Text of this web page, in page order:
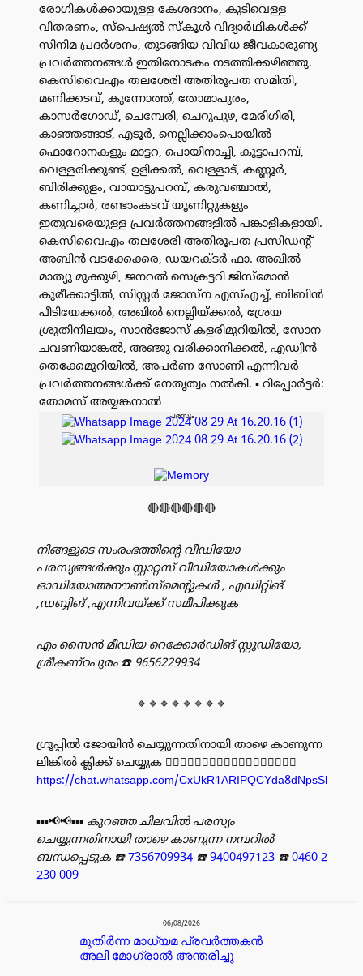
രോഗികൾക്കായുള്ള കേശദാനം, കുടിവെള്ള
വിതരണം, സ്പെഷ്യൽ സ്കൂൾ വിദ്യാർഥികൾക്ക്
സിനിമ പ്രദർശനം, തുടങ്ങിയ വിവിധ ജീവകാരുണ്യ
പ്രവർത്തനങ്ങൾ ഇതിനോടകം നടത്തിക്കഴിഞ്ഞു.
കെസിവൈഎം തലശേരി അതിരൂപത സമിതി,
മണിക്കടവ്, കുന്നോത്ത്, തോമാപുരം,
കാസർഗോഡ്, ചെമ്പേരി, ചെറുപുഴ, മേരിഗിരി,
കാഞ്ഞങ്ങാട്, എടൂർ, നെല്ലിക്കാംപൊയിൽ
ഫൊറോനകളും മാട്ടറ, പൊയിനാച്ചി, കുട്ടാപറമ്പ്,
വെള്ളരിക്കുണ്ട്, ഉളിക്കൽ, വെള്ളാട്, കണ്ണൂർ,
ബിരിക്കുളം, വായാട്ടുപറമ്പ്, കരുവഞ്ചാൽ,
കണിച്ചാർ, രണ്ടാംകടവ് യൂണിറ്റുകളും
ഇതുവരെയുള്ള പ്രവർത്തനങ്ങളിൽ പങ്കാളികളായി.
കെസിവൈഎം തലശേരി അതിരൂപത പ്രസിഡന്റ്
അബിൻ വടക്കേക്കര, ഡയറക്ടർ ഫാ. അഖിൽ
മാത്യു മുക്കുഴി, ജനറൽ സെക്രട്ടറി ജിസ്മോൻ
കുരീക്കാട്ടിൽ, സിസ്റ്റർ ജോസ്ന എസ്എച്ച്, ബിബിൻ
പീടിയേക്കൽ, അഖിൽ നെല്ലിയ്ക്കൽ, ശ്രേയ
ശ്രുതിനിലയം, സാൻജോസ് കളരിമുറിയിൽ, സോന
ചവണിയാങ്കൽ, അഞ്ജു വരിക്കാനിക്കൽ, എഡ്വിൻ
തെക്കേമുറിയിൽ, അപർണ സോണി എന്നിവർ
പ്രവർത്തനങ്ങൾക്ക് നേതൃത്വം നൽകി. ▪️ റിപ്പോർട്ടർ:
തോമസ് അയ്യങ്കനാൽ
പരസ്യം
🔴🔴🔴🔴🔴🔴
നിങ്ങളുടെ സംരംഭത്തിൻ്റെ വീഡിയോ
പരസ്യങ്ങൾക്കും സ്റ്റാറ്റസ് വീഡിയോകൾക്കും
ഓഡിയോഅനൗൺസ്‌മെന്റുകൾ , എഡിറ്റിങ്
,ഡബ്ബിങ് ,എന്നിവയ്ക്ക് സമീപിക്കുക
എം സൈൻ മീഡിയ റെക്കോർഡിങ് സ്റ്റുഡിയോ,
ശ്രീകണ്ഠപുരം ☎️ 9656229934
🔹🔹🔹🔹🔹🔹🔹🔹
ഗ്രൂപ്പിൽ ജോയിൻ ചെയ്യുന്നതിനായി താഴെ കാണുന്ന
ലിങ്കിൽ ക്ലിക്ക് ചെയ്യുക 👇🏻👇🏻👇🏻👇🏻👇🏻👇🏻👇🏻👇🏻👇🏻
https://chat.whatsapp.com/CxUkR1ARIPQCYda8dNpsSl
▪️▪️▪️📢📢▪️▪️▪️ കുറഞ്ഞ ചിലവിൽ പരസ്യം
ചെയ്യുന്നതിനായി താഴെ കാണുന്ന നമ്പറിൽ
ബന്ധപ്പെടുക ☎️7356709934 ☎️9400497123 ☎️0460 2
230 009
06/08/2026
മുതിർന്ന മാധ്യമ പ്രവർത്തകൻ
അലി മോഗ്രാൽ അന്തരിച്ചു